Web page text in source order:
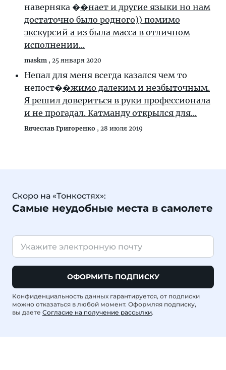
наверняка ��нает и другие языки но нам
достаточно было родного)) помимо
экскурсий а из была масса в отличном
исполнении...
maskm , 25 января 2020
Непал для меня всегда казался чем то
непост��жимо далеким и незбыточным.
Я решил довериться в руки профессионала
и не прогадал. Катманду открылся для...
Вячеслав Григоренко , 28 июля 2019
Скоро на «Тонкостях»:
Самые неудобные места в самолете
ОФОРМИТЬ ПОДПИСКУ
Конфиденциальность данных гарантируется, от подписки
можно отказаться в любой момент. Оформляя подписку,
вы даете Согласие на получение рассылки.